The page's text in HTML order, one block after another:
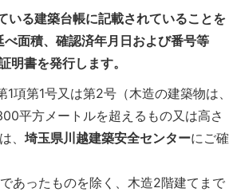
いる建築台帳に記載されていることを
面積、確認済年月日および番号等
明書を発行します。
項第1号又は第2号（木造の建築物は、
平方メートルを超えるもの又は高さ
、埼玉県川越建築安全センターにご確
あったものを除く、木造2階建てまで